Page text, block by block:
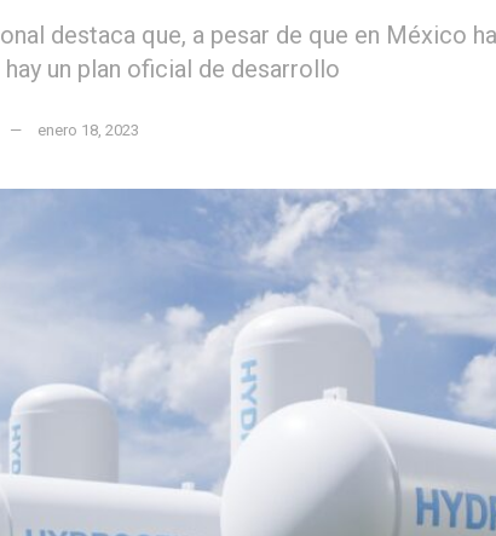
destaca que, a pesar de que en México
un plan oficial de desarrollo
enero 18, 2023